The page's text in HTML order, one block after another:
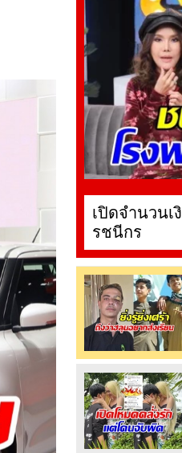
เปิดจำนวน
รชนีกร